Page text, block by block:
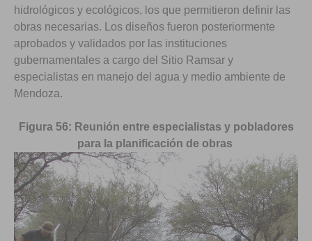
hidrológicos y ecológicos, los que permitieron definir las
obras necesarias. Los diseños fueron posteriormente
aprobados y validados por las instituciones
gubernamentales a cargo del Sitio Ramsar y
especialistas en manejo del agua y medio ambiente de
Mendoza.
Figura 56: Reunión entre especialistas y pobladores
para la planificación de obras